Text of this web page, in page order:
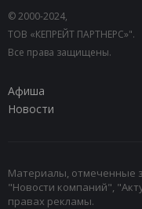
© 2000-2024,
ТОВ «КЕПРЕЙТ ПАРТНЕРС»".
Все права защищены.
Афиша
Новости
Материалы, отмеченные
"Новости компаний",
правах рекламы.